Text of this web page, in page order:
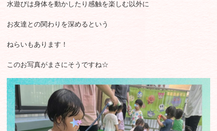
水遊びは身体を動かしたり感触を楽しむ以外に
お友達との関わりを深めるという
ねらいもあります！
このお写真がまさにそうですね☆